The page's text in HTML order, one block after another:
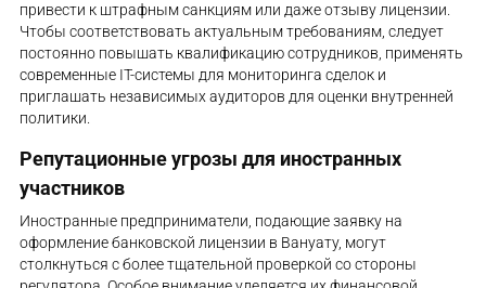
привести к штрафным санкциям или даже отзыву лицензии.
Чтобы соответствовать актуальным требованиям, следует
постоянно повышать квалификацию сотрудников, применять
современные IT-системы для мониторинга сделок и
приглашать независимых аудиторов для оценки внутренней
политики.
Репутационные угрозы для иностранных
участников
Иностранные предприниматели, подающие заявку на
оформление банковской лицензии в Вануату, могут
столкнуться с более тщательной проверкой со стороны